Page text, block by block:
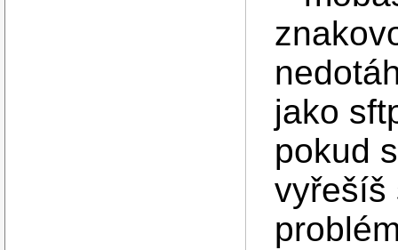
jako
pokud
vyřešíš